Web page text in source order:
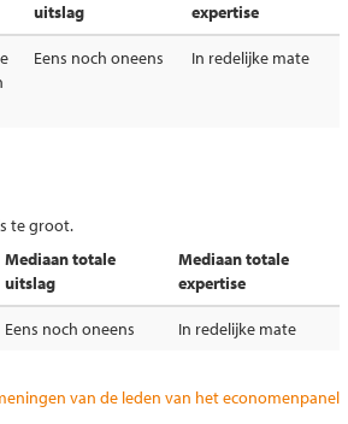
uitslag
expertise
Eens noch oneens In redelijke mate
te groot.
Mediaan totale
uitslag
Mediaan totale
expertise
Eens noch oneens In redelijke mate
van de leden van het economenpanel